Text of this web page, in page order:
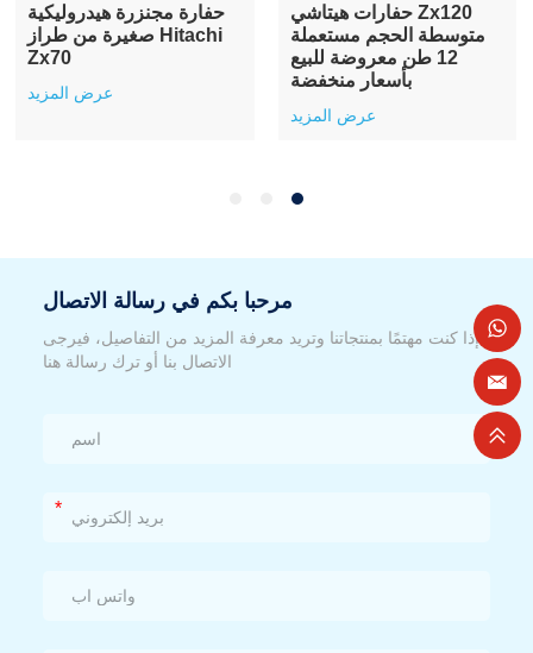
حفارة مجنزرة هيدروليكية
صغيرة من طراز Hitachi
Zx70
عرض المزيد
حفارات هيتاشي Zx120
متوسطة الحجم مستعملة
12 طن معروضة للبيع
بأسعار منخفضة
عرض المزيد
مرحبا بكم في رسالة الاتصال
إذا كنت مهتمًا بمنتجاتنا وتريد معرفة المزيد من التفاصيل، فيرجى
الاتصال بنا أو ترك رسالة هنا
*